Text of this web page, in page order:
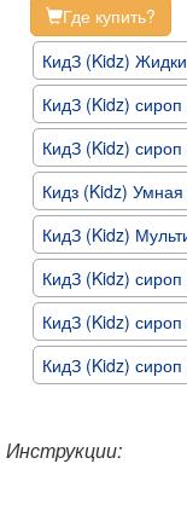
Где купить?
КидЗ (Kidz)
КидЗ (Kidz)
КидЗ (Kidz)
Кидз (Kidz)
КидЗ (Kidz)
КидЗ (Kidz)
КидЗ (Kidz)
КидЗ (Kidz)
Инструкции: